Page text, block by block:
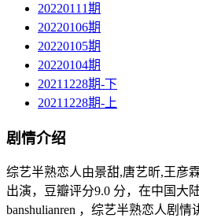
20220111期
20220106期
20220105期
20220104期
20211228期-下
20211228期-上
剧情介绍
综艺半熟恋人由景甜,唐艺昕,王彦
出演，豆瓣评分9.0 分，在中国大
banshulianren ，综艺半熟恋人剧